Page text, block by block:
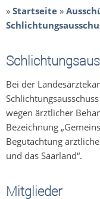
» Startseite »
Bei der
wegen ärztlicher
Bezeichnung
Begutachtung
und das Saarland“.
Mitglieder